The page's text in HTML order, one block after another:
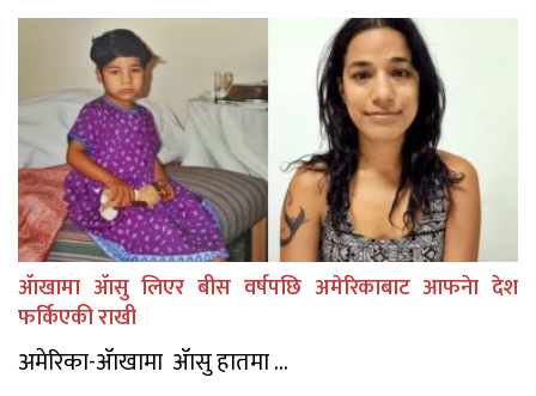
ॲाखामा ॲासु लिएर बीस वर्षपछि अमेरिकाबाट आफनेा देश
फर्किएकी राखी
अमेरिका-ॲाखामा ॲासु हातमा ...